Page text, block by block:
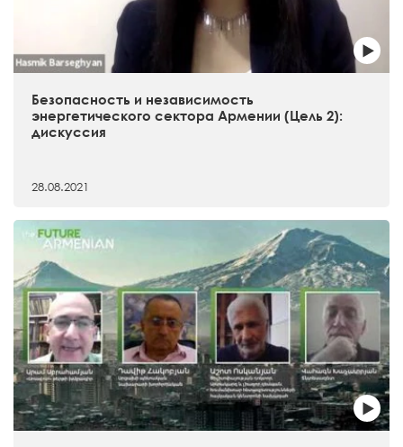
Безопасность и независимость
энергетического сектора Армении (Цель 2):
дискуссия
28.08.2021